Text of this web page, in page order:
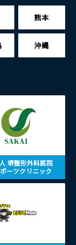
熊本
沖縄
堺整形外科医院
ーツクリニック